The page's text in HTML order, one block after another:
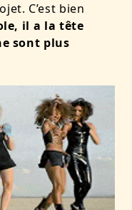
C’est bien
il a la tête
sont plus